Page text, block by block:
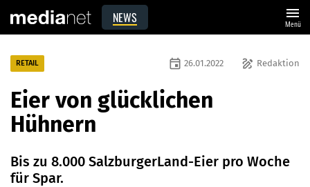
NEWS menu
Menü
RETAIL draw Redaktion
event 26.01.2022
Eier von glücklichen
Hühnern
Bis zu 8.000 SalzburgerLand-Eier pro Woche
für Spar.